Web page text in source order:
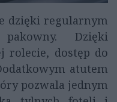
dzięki regularnym
Dzięki
rolecie, dostęp do
atutem
pozwala jednym